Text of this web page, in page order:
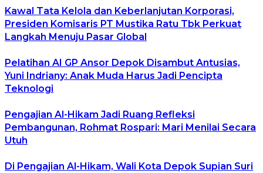
Kawal Tata Kelola dan Keberlanjutan Korporasi,
Presiden Komisaris PT Mustika Ratu Tbk Perkuat
Langkah Menuju Pasar Global
Pelatihan AI GP Ansor Depok Disambut Antusias,
Yuni Indriany: Anak Muda Harus Jadi Pencipta
Teknologi
Pengajian Al-Hikam Jadi Ruang Refleksi
Pembangunan, Rohmat Rospari: Mari Menilai Secara
Utuh
Di Pengajian Al-Hikam, Wali Kota Depok Supian Suri